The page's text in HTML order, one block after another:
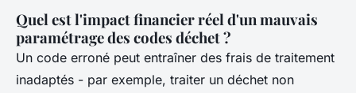
Quel est l'impact financier réel d'un mauvais
paramétrage des codes déchet ?
Un code erroné peut entraîner des frais de traitement
inadaptés - par exemple, traiter un déchet non